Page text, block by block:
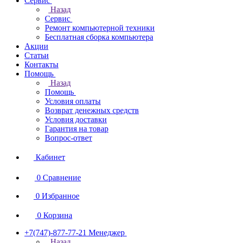
Назад
Сервис
Ремонт компьютерной техники
Бесплатная сборка компьютера
Акции
Статьи
Контакты
Помощь
Назад
Помощь
Условия оплаты
Возврат денежных средств
Условия доставки
Гарантия на товар
Вопрос-ответ
Кабинет
0 Сравнение
0 Избранное
0 Корзина
+7(747)-877-77-21 Менеджер